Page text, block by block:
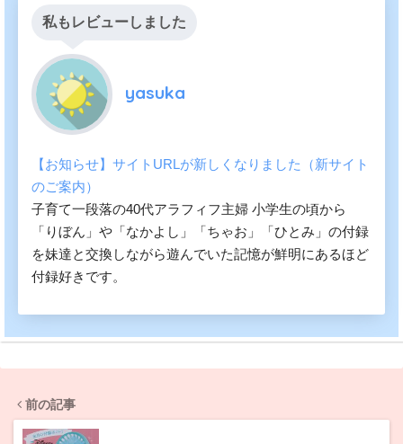
私もレビューしました
yasuka
【お知らせ】サイトURLが新しくなりました（新サイト
のご案内）
子育て一段落の40代アラフィフ主婦 小学生の頃から
「りぼん」や「なかよし」「ちゃお」「ひとみ」の付録
を妹達と交換しながら遊んでいた記憶が鮮明にあるほど
付録好きです。
前の記事